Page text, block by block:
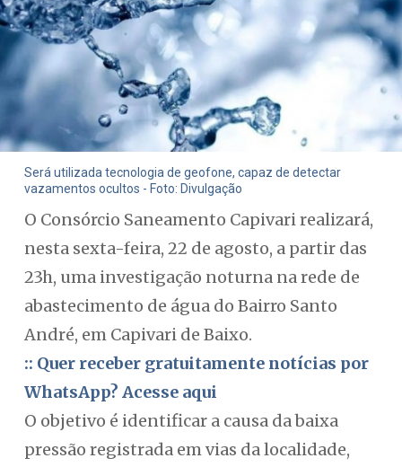
Será utilizada tecnologia de geofone, capaz de detectar
vazamentos ocultos - Foto: Divulgação
O Consórcio Saneamento Capivari realizará,
nesta sexta-feira, 22 de agosto, a partir das
23h, uma investigação noturna na rede de
abastecimento de água do Bairro Santo
André, em Capivari de Baixo.
:: Quer receber gratuitamente notícias por
WhatsApp? Acesse aqui
O objetivo é identificar a causa da baixa
pressão registrada em vias da localidade,